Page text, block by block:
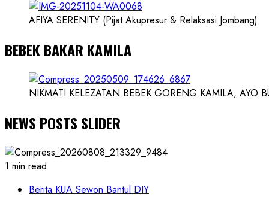
AFIYA SERENITY (Pijat Akupresur & Relaksasi Jombang)
BEBEK BAKAR KAMILA
NIKMATI KELEZATAN BEBEK GORENG KAMILA, AYO
NEWS POSTS SLIDER
1 min read
Berita KUA Sewon Bantul DIY